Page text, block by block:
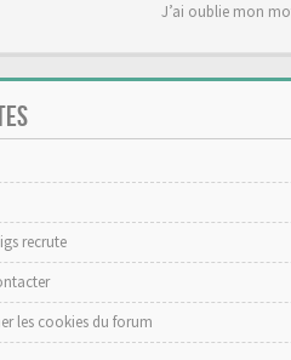
J’ai oublie mon
recrute
les cookies du forum